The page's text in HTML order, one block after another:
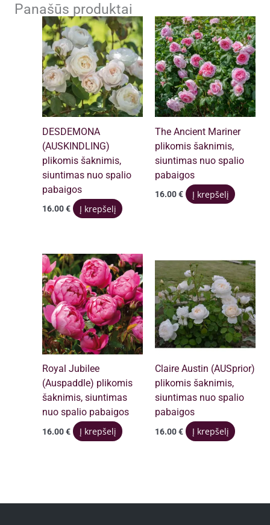
Panašūs produktai
DESDEMONA
(AUSKINDLING)
plikomis šaknimis,
siuntimas nuo spalio
pabaigos
16.00€ Į krepšelį
The Ancient Mariner
plikomis šaknimis,
siuntimas nuo spalio
pabaigos
16.00€ Į krepšelį
Royal Jubilee
(Auspaddle) plikomis
šaknimis, siuntimas
nuo spalio pabaigos
16.00€ Į krepšelį
Claire Austin (AUSprior)
plikomis šaknimis,
siuntimas nuo spalio
pabaigos
16.00€ Į krepšelį